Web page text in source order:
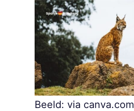
Beeld: via canva.com